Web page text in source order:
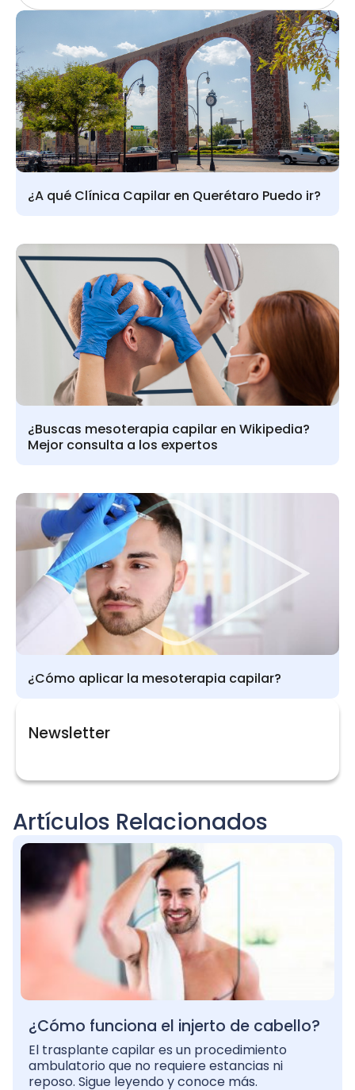
¿A qué Clínica Capilar en Querétaro Puedo ir?
¿Buscas mesoterapia capilar en Wikipedia?
Mejor consulta a los expertos
¿Cómo aplicar la mesoterapia capilar?
Newsletter
Artículos Relacionados
¿Cómo funciona el injerto de cabello?
El trasplante capilar es un procedimiento
ambulatorio que no requiere estancias ni
reposo. Sigue leyendo y conoce más.